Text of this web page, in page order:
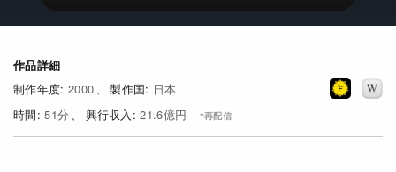
その他の国のTV番組
Netflix 高い評価の海外作品
みんなの作品レビュー
Watchlist
作品詳細
2000
日本
51
21.6億円